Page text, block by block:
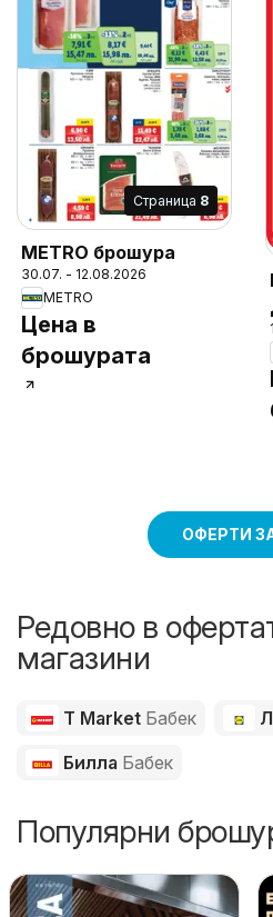
Cтраница 8
METRO брошура
30.07. - 12.08.2026
METRO
Цена в
брошурата
ОФЕРТИ
Редовно в
магазини
T Market Бабек
Билла Бабек
Популярни